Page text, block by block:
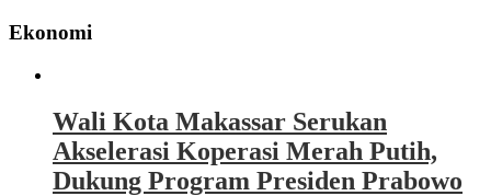
Ekonomi
Wali Kota Makassar Serukan
Akselerasi Koperasi Merah Putih,
Dukung Program Presiden Prabowo